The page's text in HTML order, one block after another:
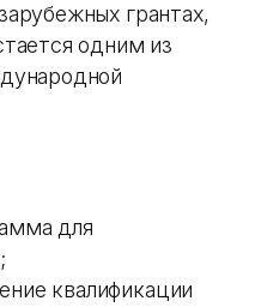
грантах,
одним из
для
квалификации